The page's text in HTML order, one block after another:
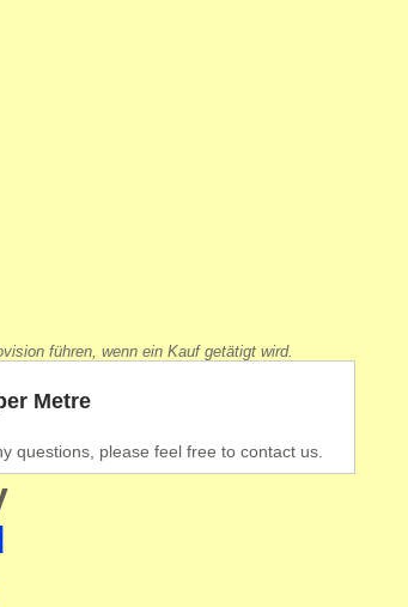
führen, wenn ein Kauf getätigt wird.
Metre
questions, please feel free to contact us.